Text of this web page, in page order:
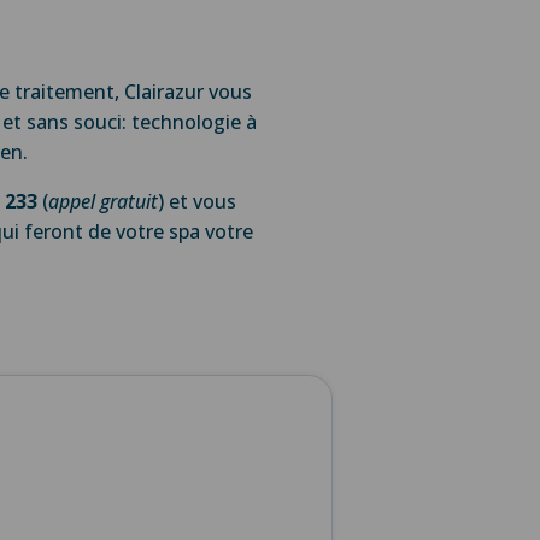
traitement, Clairazur vous
sans souci: technologie à
233 (appel gratuit) et vous
feront de votre spa votre